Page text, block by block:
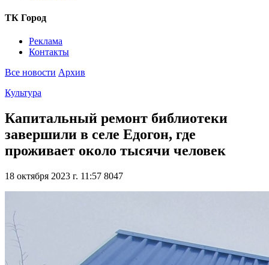
ТК Город
Реклама
Контакты
Все новости Архив
Культура
Капитальный ремонт библиотеки
завершили в селе Едогон, где
проживает около тысячи человек
18 октября 2023 г. 11:57 8047